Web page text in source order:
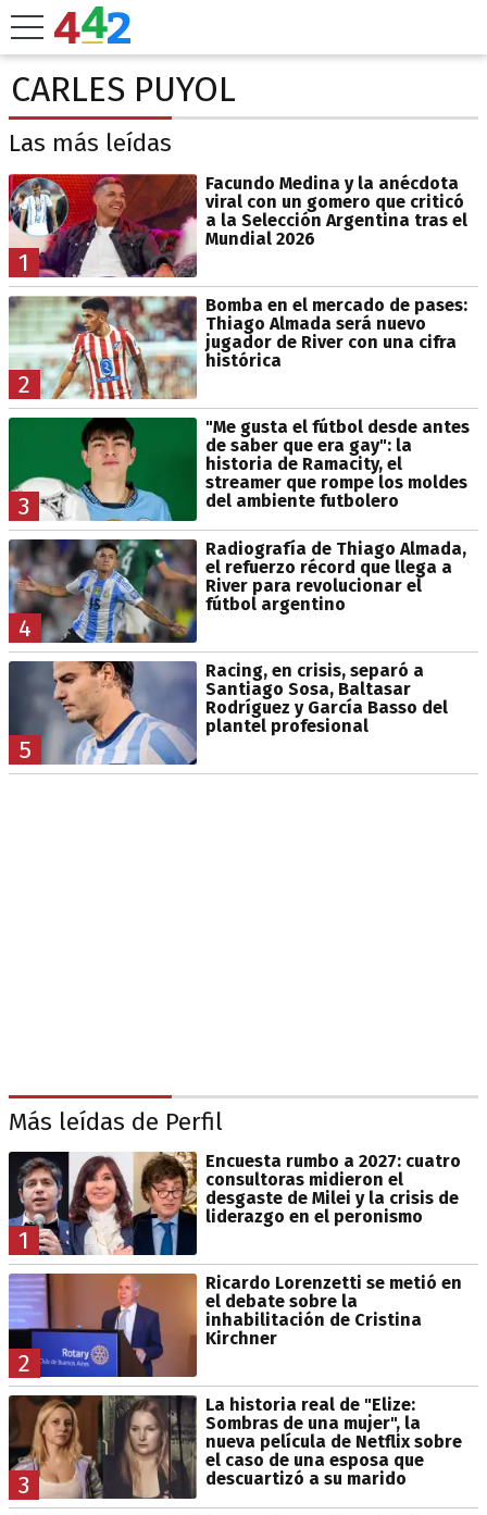
CARLES PUYOL
Las más leídas
1
Facundo Medina y la anécdota
viral con un gomero que criticó
a la Selección Argentina tras el
Mundial 2026
2
Bomba en el mercado de pases:
Thiago Almada será nuevo
jugador de River con una cifra
histórica
3
"Me gusta el fútbol desde antes
de saber que era gay": la
historia de Ramacity, el
streamer que rompe los moldes
del ambiente futbolero
4
Radiografía de Thiago Almada,
el refuerzo récord que llega a
River para revolucionar el
fútbol argentino
5
Racing, en crisis, separó a
Santiago Sosa, Baltasar
Rodríguez y García Basso del
plantel profesional
Más leídas de Perfil
1
Encuesta rumbo a 2027: cuatro
consultoras midieron el
desgaste de Milei y la crisis de
liderazgo en el peronismo
2
Ricardo Lorenzetti se metió en
el debate sobre la
inhabilitación de Cristina
Kirchner
3
La historia real de "Elize:
Sombras de una mujer", la
nueva película de Netflix sobre
el caso de una esposa que
descuartizó a su marido